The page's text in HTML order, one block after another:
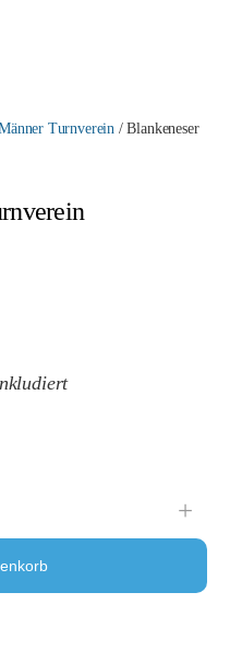
Turnverein/ Blankeneser
+